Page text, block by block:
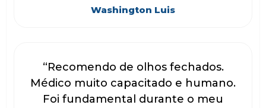
Washington Luis
“Recomendo de olhos fechados.
Médico muito capacitado e humano.
Foi fundamental durante o meu